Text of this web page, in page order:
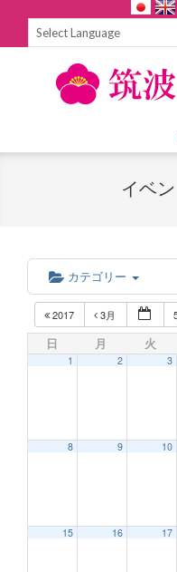
Navigation
イベ
カテゴリー
2017 3月
日 月 火
1 2 3
8 9 10
15 16 17